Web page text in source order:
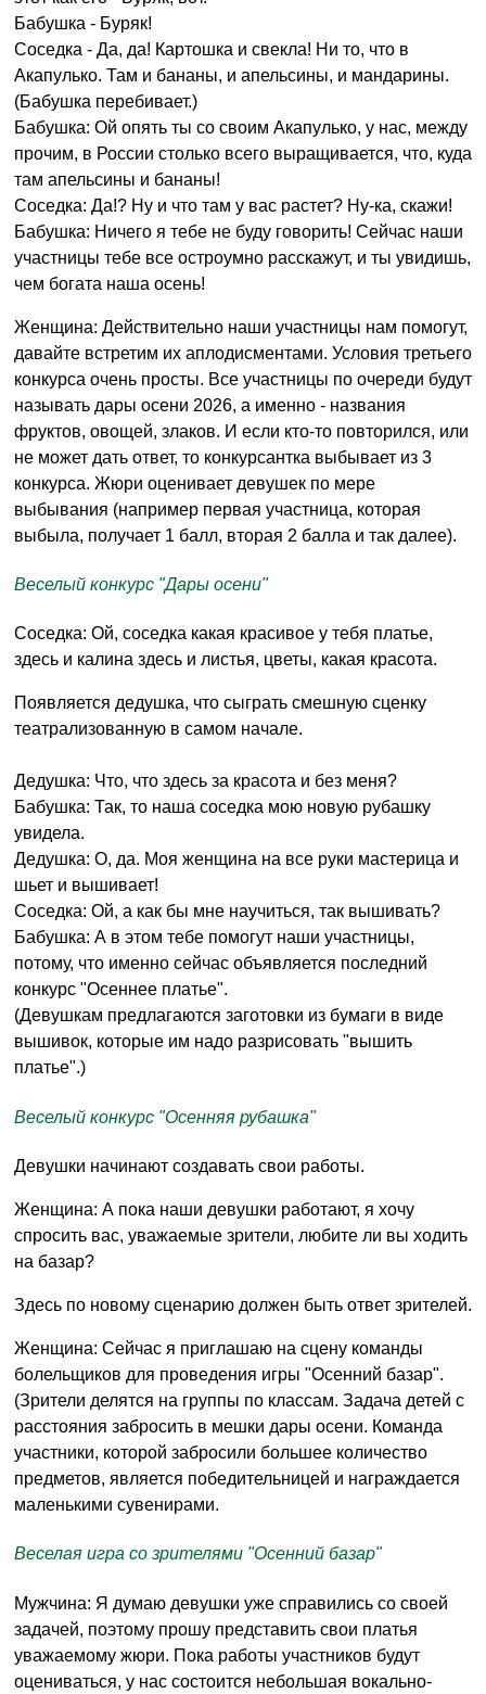
Бабушка - Буряк!
Соседка - Да, да! Картошка и свекла! Ни то, что в
Акапулько. Там и бананы, и апельсины, и мандарины.
(Бабушка перебивает.)
Бабушка: Ой опять ты со своим Акапулько, у нас, между
прочим, в России столько всего выращивается, что, куда
там апельсины и бананы!
Соседка: Да!? Ну и что там у вас растет? Ну-ка, скажи!
Бабушка: Ничего я тебе не буду говорить! Сейчас наши
участницы тебе все остроумно расскажут, и ты увидишь,
чем богата наша осень!
Женщина: Действительно наши участницы нам помогут,
давайте встретим их аплодисментами. Условия третьего
конкурса очень просты. Все участницы по очереди будут
называть дары осени 2026, а именно - названия
фруктов, овощей, злаков. И если кто-то повторился, или
не может дать ответ, то конкурсантка выбывает из 3
конкурса. Жюри оценивает девушек по мере
выбывания (например первая участница, которая
выбыла, получает 1 балл, вторая 2 балла и так далее).
Веселый конкурс "Дары осени"
Соседка: Ой, соседка какая красивое у тебя платье,
здесь и калина здесь и листья, цветы, какая красота.
Появляется дедушка, что сыграть смешную сценку
театрализованную в самом начале.
Дедушка: Что, что здесь за красота и без меня?
Бабушка: Так, то наша соседка мою новую рубашку
увидела.
Дедушка: О, да. Моя женщина на все руки мастерица и
шьет и вышивает!
Соседка: Ой, а как бы мне научиться, так вышивать?
Бабушка: А в этом тебе помогут наши участницы,
потому, что именно сейчас объявляется последний
конкурс "Осеннее платье".
(Девушкам предлагаются заготовки из бумаги в виде
вышивок, которые им надо разрисовать "вышить
платье".)
Веселый конкурс "Осенняя рубашка"
Девушки начинают создавать свои работы.
Женщина: А пока наши девушки работают, я хочу
спросить вас, уважаемые зрители, любите ли вы ходить
на базар?
Здесь по новому сценарию должен быть ответ зрителей.
Женщина: Сейчас я приглашаю на сцену команды
болельщиков для проведения игры "Осенний базар".
(Зрители делятся на группы по классам. Задача детей с
расстояния забросить в мешки дары осени. Команда
участники, которой забросили большее количество
предметов, является победительницей и награждается
маленькими сувенирами.
Веселая игра со зрителями "Осенний базар"
Мужчина: Я думаю девушки уже справились со своей
задачей, поэтому прошу представить свои платья
уважаемому жюри. Пока работы участников будут
оцениваться, у нас состоится небольшая вокально-